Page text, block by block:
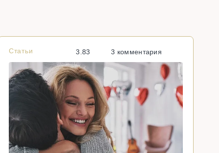
Статьи 3.83 3 комментария